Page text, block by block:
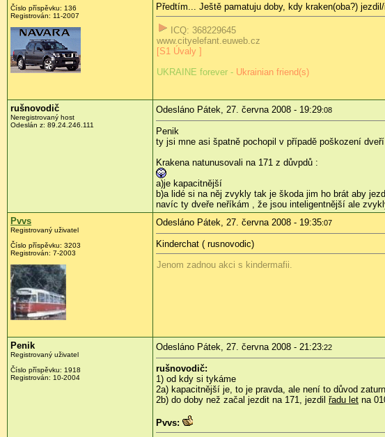
Číslo příspěvku: 136
Registrován: 11-2007
Předtím... Ještě pamatuju doby, kdy kraken(oba?) jezdil/
ICQ: 368229645
www.cityelefant.euweb.cz
[S1 Úvaly ]
UKRAINE forever - Ukrainian friend(s)
rušnovodič
Neregistrovaný host
Odeslán z: 89.24.246.111
Odesláno Pátek, 27. června 2008 - 19:29:08
Penik
ty jsi mne asi špatně pochopil v případě poškození
Krakena natunusovali na 171 z důvpdů :
a)je kapacitnější
b)a lidé si na něj zvykly tak je škoda jim ho brát aby
navíc ty dveře neříkám , že jsou inteligentnější ale
Pvvs
Registrovaný uživatel
Číslo příspěvku: 3203
Registrován: 7-2003
Odesláno Pátek, 27. června 2008 - 19:35:07
Kinderchat ( rusnovodic)
Jenom zadnou akci s kindermafii.
Penik
Registrovaný uživatel
Číslo příspěvku: 1918
Registrován: 10-2004
Odesláno Pátek, 27. června 2008 - 21:23:22
rušnovodič:
1) od kdy si tykáme
2a) kapacitnější je, to je pravda, ale není to důvod
2b) do doby než začal jezdit na 171, jezdil řadu let na
Pvvs: